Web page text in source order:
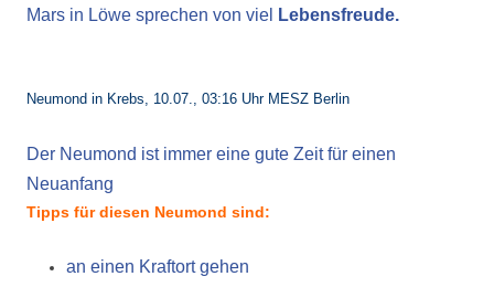
Mars in Löwe sprechen von viel
Lebensfreude.
Neumond in Krebs, 10.07., 03:16 Uhr MESZ Berlin
Der Neumond ist immer eine gute Zeit für einen
Neuanfang
Tipps für diesen Neumond sind:
an einen Kraftort gehen